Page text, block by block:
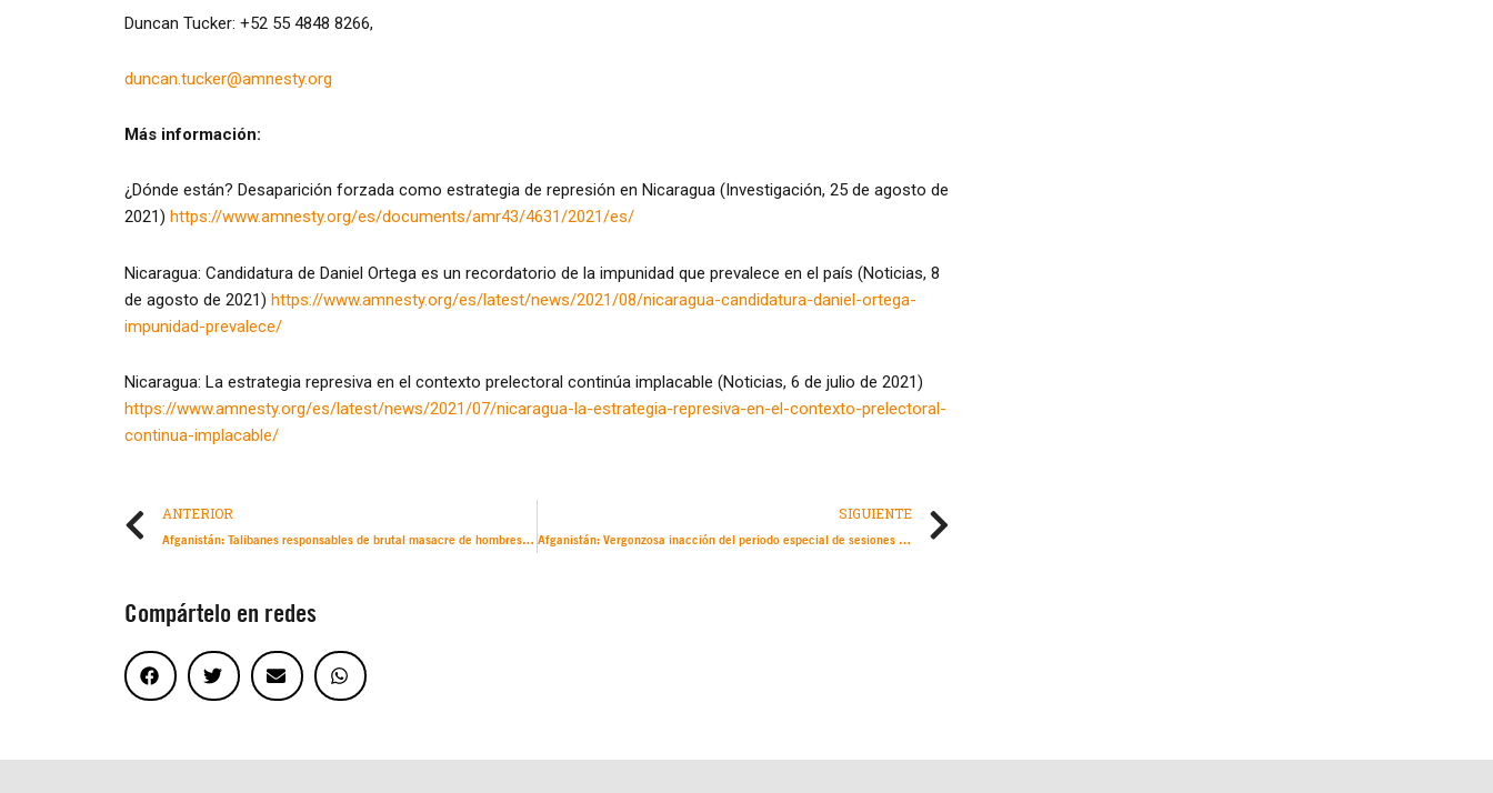
Duncan Tucker: +52 55 4848 8266,
duncan.tucker@amnesty.org
Más información:
¿Dónde están? Desaparición forzada como estrategia de represión en Nicaragua (Investigación, 25 de agosto de
2021) https://www.amnesty.org/es/documents/amr43/4631/2021/es/
Nicaragua: Candidatura de Daniel Ortega es un recordatorio de la impunidad que prevalece en el país (Noticias, 8
de agosto de 2021) https://www.amnesty.org/es/latest/news/2021/08/nicaragua-candidatura-daniel-ortega-
impunidad-prevalece/
Nicaragua: La estrategia represiva en el contexto prelectoral continúa implacable (Noticias, 6 de julio de 2021)
https://www.amnesty.org/es/latest/news/2021/07/nicaragua-la-estrategia-represiva-en-el-contexto-prelectoral-
continua-implacable/
ANTERIOR
Afganistán: Talibanes responsables de brutal masacre de hombres hazaras: nueva investigación
SIGUIENTE
Afganistán: Vergonzosa inacción del periodo especial de sesiones del Consejo de Derechos Humanos de la ONU al no abordar la creciente crisis de derechos humanos
Compártelo en redes